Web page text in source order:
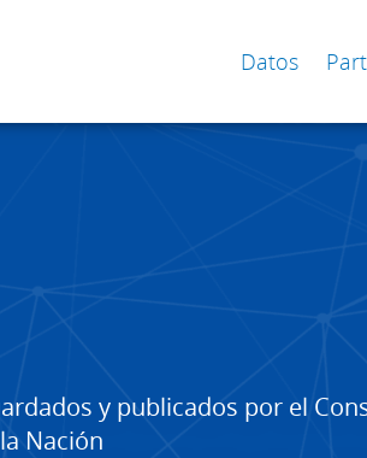
Datos
y publicados por el
Nación